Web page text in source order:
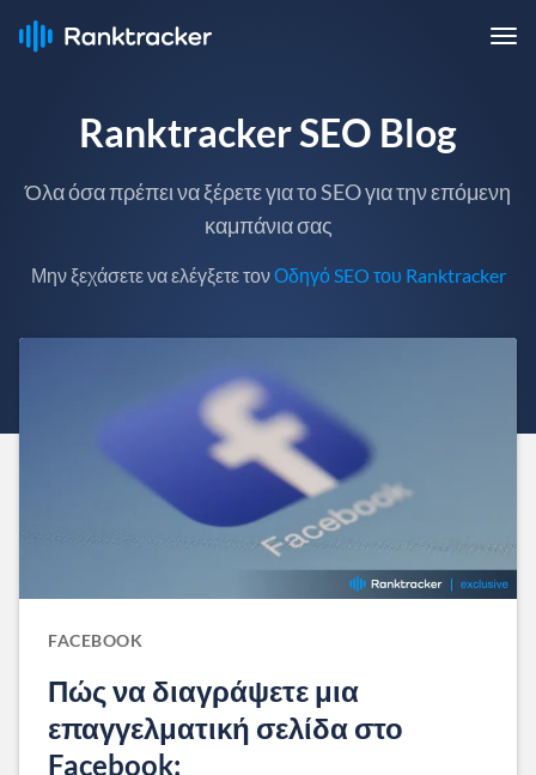
Ranktracker SEO Blog
Όλα όσα πρέπει να ξέρετε για το SEO για την επόμενη
καμπάνια σας
Μην ξεχάσετε να ελέγξετε τονΟδηγό SEO του Ranktracker
FACEBOOK
Πώς να διαγράψετε μια
επαγγελματική σελίδα στο
Facebook;